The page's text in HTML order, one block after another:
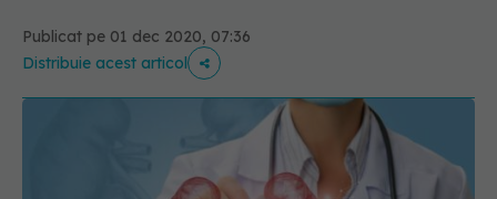
Publicat pe 01 dec 2020, 07:36
Distribuie acest articol